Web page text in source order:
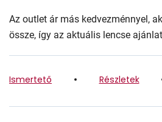
Az outlet ár más kedvezménnyel,
össze, így az aktuális lencse
Ismertető Részletek